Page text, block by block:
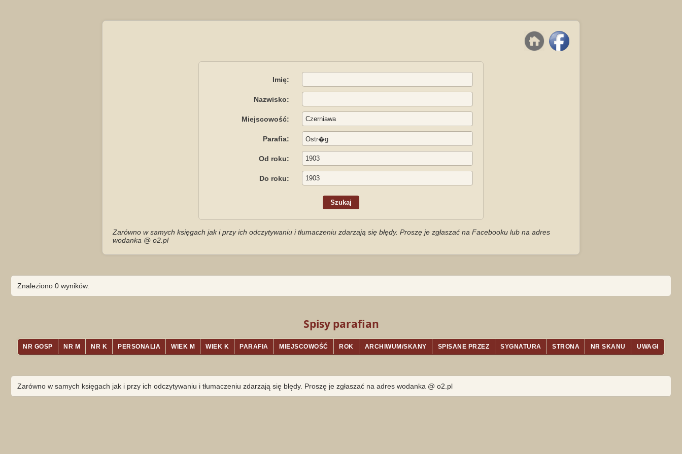
Imię:
Nazwisko:
Miejscowość:
Parafia:
Od roku:
Do roku:
Zarówno w samych księgach jak i przy ich odczytywaniu i tłumaczeniu zdarzają się błędy. Proszę je zgłaszać na Facebooku lub na adres
wodanka @ o2.pl
Znaleziono 0 wyników.
Spisy parafian
NR GOSP NR M NR K PERSONALIA WIEK M WIEK K PARAFIA MIEJSCOWOŚĆ ROK ARCHIWUM/SKANY SPISANE PRZEZ SYGNATURA STRONA NR SKANU UWAGI
Zarówno w samych księgach jak i przy ich odczytywaniu i tłumaczeniu zdarzają się błędy. Proszę je zgłaszać na adres wodanka @ o2.pl